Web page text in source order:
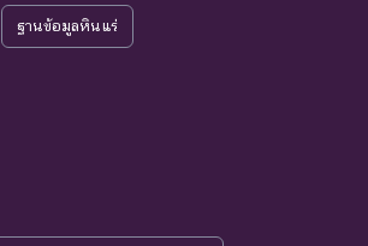
เพียงพอ
จำเป็น ต่อการจัดหาความรู้
ฐานข้อมูลหินแร่